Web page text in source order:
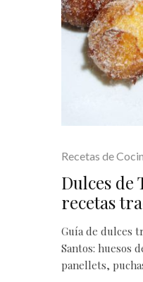
Recetas de
Dulces de
recetas
Guía de dulces
Santos: huesos
panellets,